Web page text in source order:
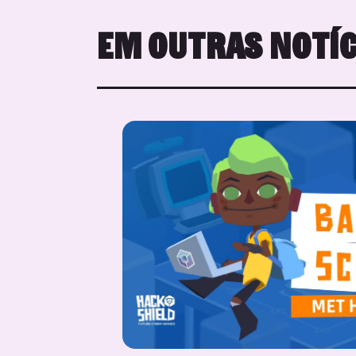
EM OUTRAS